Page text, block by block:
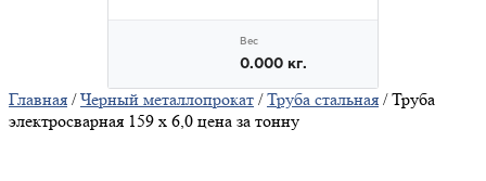
Главная /Черный металлопрокат /Труба стальная / Труба
электросварная 159 х 6,0 цена за тонну